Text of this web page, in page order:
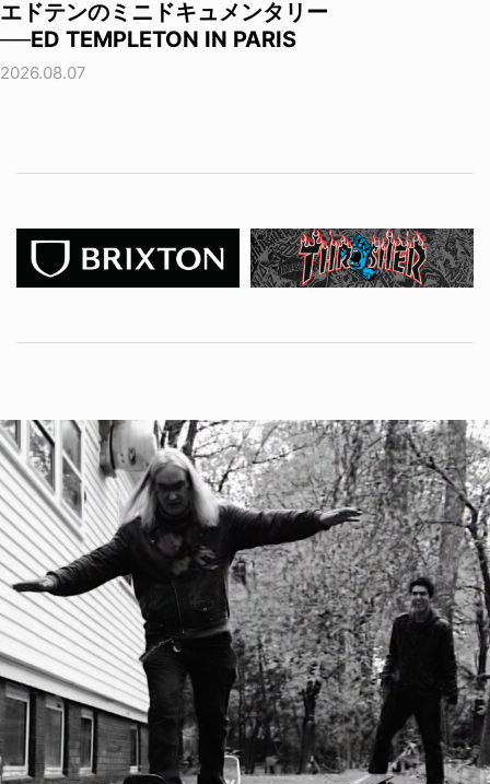
エドテンのミニドキュメンタリー
──ED TEMPLETON IN PARIS
2026.08.07